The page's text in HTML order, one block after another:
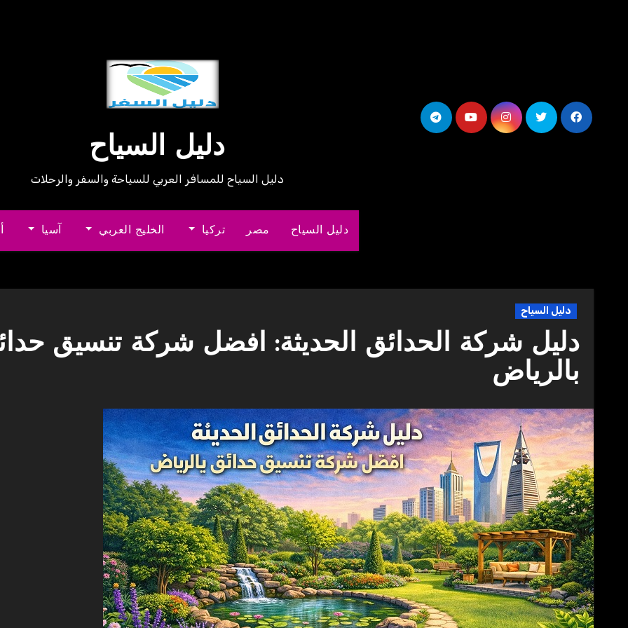
دليل السياح
دليل السياح للمسافر العربي للسياحة والسفر والرحلات
دليل السياح مصر تركيا الخليج العربي آسيا
دليل السياح
دليل شركة الحدائق الحديثة: افضل شركة تنسيق
بالرياض